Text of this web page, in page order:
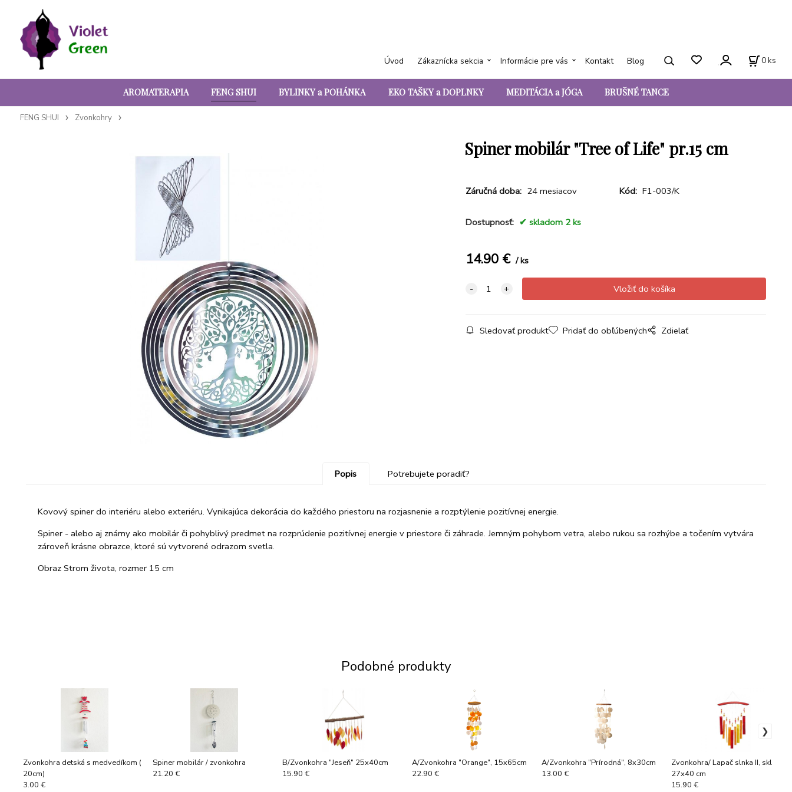
AROMATERAPIA FENG SHUI BYLINKY a POHÁNKA EKO TAŠKY a DOPLNKY MEDITÁCIA a JÓGA BRUŠNÉ TANCE
Úvod Zákaznícka sekcia Informácie pre vás Kontakt Blog 0ks
FENG SHUI Zvonkohry
Spiner mobilár "Tree of Life" pr.15 cm
Záručná doba: 24 mesiacov Kód: F1-003/K
Dostupnosť: skladom 2 ks
14.90€ ks
Sledovať produkt Pridať do obľúbených Zdielať
Popis Potrebujete poradiť?
Kovový spiner do interiéru alebo exteriéru. Vynikajúca dekorácia do každého priestoru na rozjasnenie a rozptýlenie pozitívnej energie.
Spiner - alebo aj známy ako mobilár či pohyblivý predmet na rozprúdenie pozitívnej energie v priestore či záhrade. Jemným pohybom vetra, alebo rukou sa rozhýbe a točením vytvára
zároveň krásne obrazce, ktoré sú vytvorené odrazom svetla.
Obraz Strom života, rozmer 15 cm
Podobné produkty
Zvonkohra detská s medvedíkom (
20cm)
3.00 €
Spiner mobilár / zvonkohra
21.20 €
B/Zvonkohra "Jeseň" 25x40cm
15.90 €
A/Zvonkohra "Orange", 15x65cm
22.90 €
A/Zvonkohra "Prírodná", 8x30cm
13.00 €
Zvonkohra/ Lapač slnka II, sklenená
27x40 cm
15.90 €